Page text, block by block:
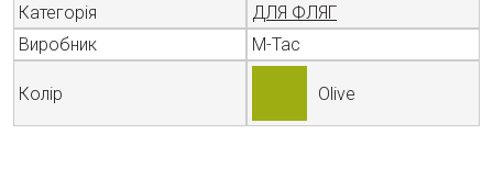
Категорія
ДЛЯ ФЛЯГ
Виробник
M-Tac
Колір Olive